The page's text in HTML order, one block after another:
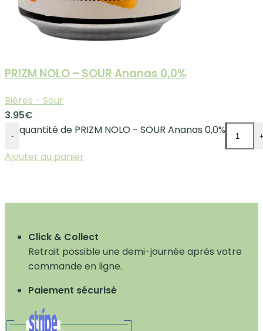
PRIZM NOLO – SOUR Ananas 0,0%
Bières - Sour
3.95€
- quantité de PRIZM NOLO - SOUR Ananas 0,0%
Ajouter au panier
Click & Collect
Retrait possible une demi-journée après votre
commande en ligne.
Paiement sécurisé